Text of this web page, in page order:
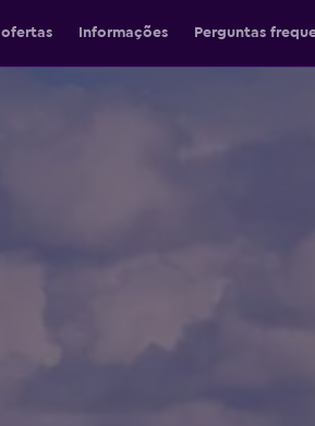
Informações Perguntas